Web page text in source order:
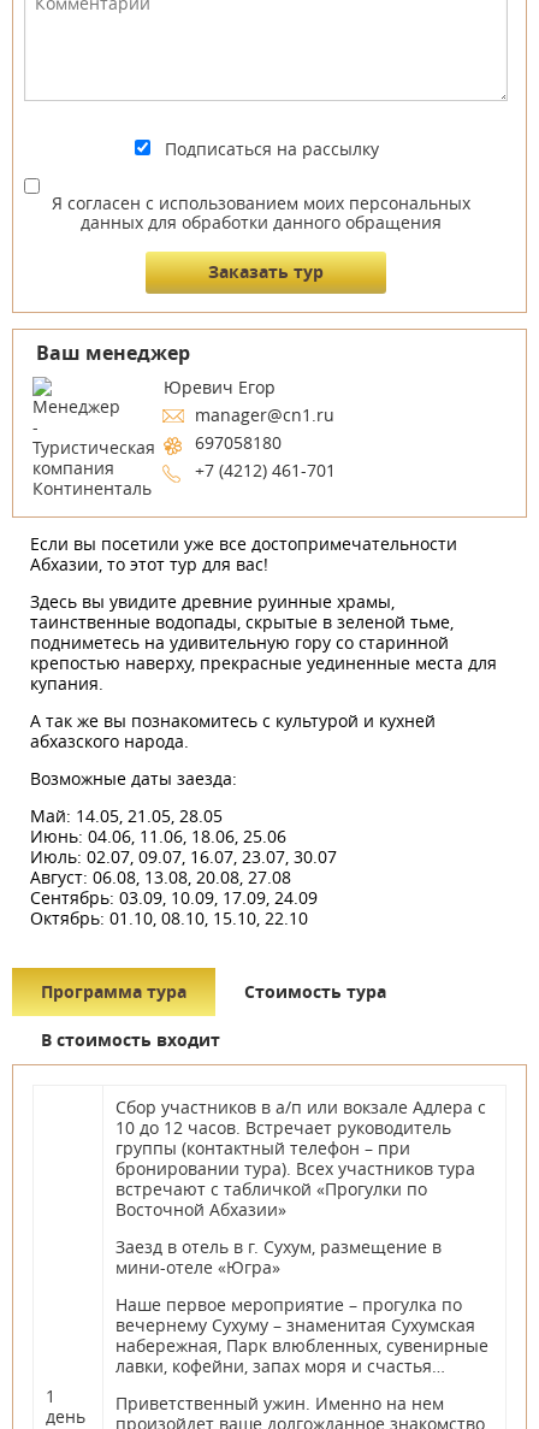
Подписаться на рассылку
Я согласен с использованием моих персональных
данных для обработки данного обращения
Ваш менеджер
Юревич Егор
manager@cn1.ru
697058180
+7 (4212) 461-701
Если вы посетили уже все достопримечательности
Абхазии, то этот тур для вас!
Здесь вы увидите древние руинные храмы,
таинственные водопады, скрытые в зеленой тьме,
подниметесь на удивительную гору со старинной
крепостью наверху, прекрасные уединенные места для
купания.
А так же вы познакомитесь с культурой и кухней
абхазского народа.
Возможные даты заезда:
Май: 14.05, 21.05, 28.05
Июнь: 04.06, 11.06, 18.06, 25.06
Июль: 02.07, 09.07, 16.07, 23.07, 30.07
Август: 06.08, 13.08, 20.08, 27.08
Сентябрь: 03.09, 10.09, 17.09, 24.09
Октябрь: 01.10, 08.10, 15.10, 22.10
Программа тура Стоимость тура
В стоимость входит
1
день
Сбор участников в а/п или вокзале Адлера с
10 до 12 часов. Встречает руководитель
группы (контактный телефон – при
бронировании тура). Всех участников тура
встречают с табличкой «Прогулки по
Восточной Абхазии»
Заезд в отель в г. Сухум, размещение в
мини-отеле «Югра»
Наше первое мероприятие – прогулка по
вечернему Сухуму – знаменитая Сухумская
набережная, Парк влюбленных, сувенирные
лавки, кофейни, запах моря и счастья…
Приветственный ужин. Именно на нем
произойдет ваше долгожданное знакомство